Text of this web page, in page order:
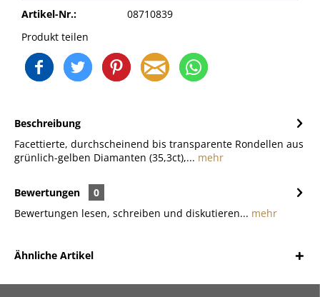
Artikel-Nr.:
08710839
Produkt teilen
Beschreibung
Facettierte, durchscheinend bis transparente Rondellen aus
grünlich-gelben Diamanten (35,3ct),... mehr
Bewertungen
0
Bewertungen lesen, schreiben und diskutieren... mehr
Ähnliche Artikel